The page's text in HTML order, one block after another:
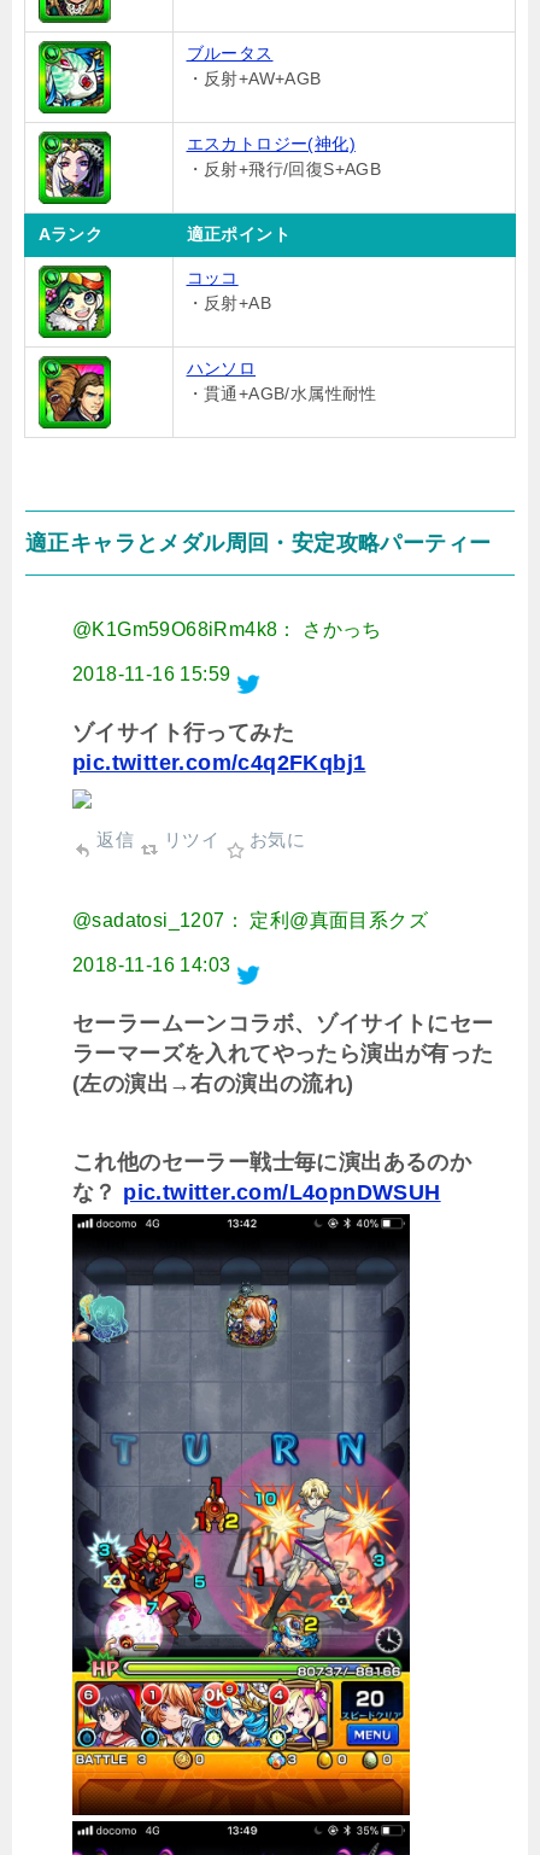
ブルータス
・反射+AW+AGB
エスカトロジー(神化)
・反射+飛行/回復S+AGB
Aランク 適正ポイント
コッコ
・反射+AB
ハンソロ
・貫通+AGB/水属性耐性
適正キャラとメダル周回・安定攻略パーティー
@K1Gm59O68iRm4k8： さかっち
2018-11-16 15:59
ゾイサイト行ってみた
pic.twitter.com/c4q2FKqbj1
返信 リツイ お気に
@sadatosi_1207： 定利@真面目系クズ
2018-11-16 14:03
セーラームーンコラボ、ゾイサイトにセー
ラーマーズを入れてやったら演出が有った
(左の演出→右の演出の流れ)
これ他のセーラー戦士毎に演出あるのか
な？ pic.twitter.com/L4opnDWSUH